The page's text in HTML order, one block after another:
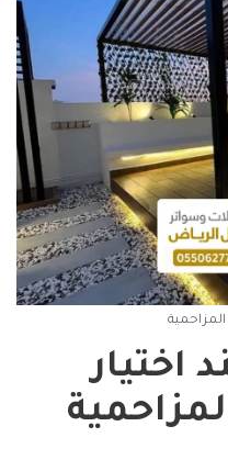
اختيار